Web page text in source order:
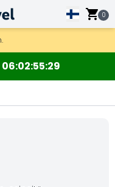
0
(toimitus 24
ja koristeisiin.
06025528